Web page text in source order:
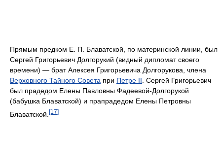
Прямым предком Е. П. Блаватской, по материнской линии, был
Сергей Григорьевич Долгорукий (видный дипломат своего
времени) — брат Алексея Григорьевича Долгорукова, члена
Верховного Тайного Совета при Петре II. Сергей Григорьевич
был прадедом Елены Павловны Фадеевой-Долгорукой
(бабушка Блаватской) и прапрадедом Елены Петровны
Блаватской. [17]